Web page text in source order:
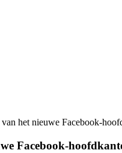
van het nieuwe Facebook-
Facebook-